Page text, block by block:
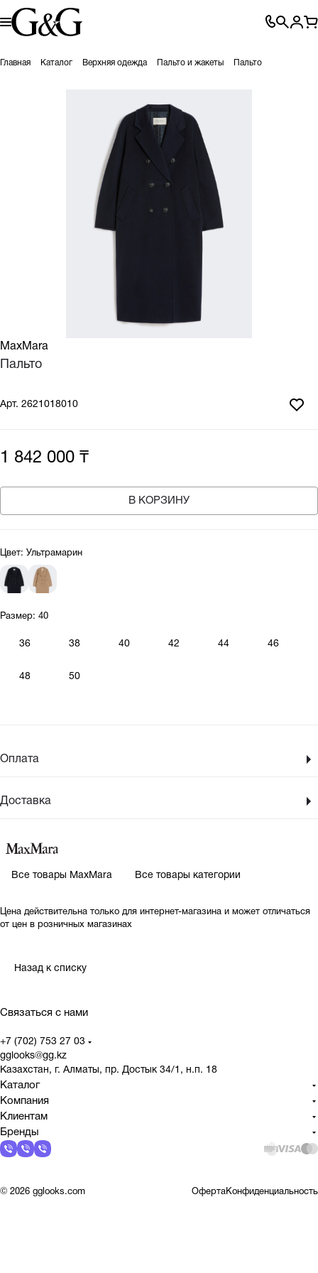
Главная Каталог Верхняя одежда Пальто и жакеты Пальто
MaxMara
Пальто
Арт. 2621018010
1 842 000 ₸
В КОРЗИНУ
Цвет: Ультрамарин
Размер: 40
36 38 40 42 44 46
48 50
Оплата
Доставка
Все товары MaxMara Все товары категории
Цена действительна только для интернет-магазина и может отличаться
от цен в розничных магазинах
Назад к списку
Связаться с нами
+7 (702) 753 27 03
gglooks@gg.kz
Казахстан, г. Алматы, пр. Достык 34/1, н.п. 18
Каталог
Компания
Клиентам
Бренды
© 2026 gglooks.com ОфертаКонфиденциальность